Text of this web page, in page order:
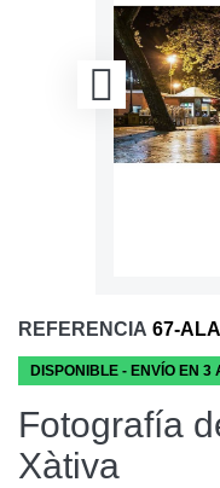
REFERENCIA 67-
DISPONIBLE - ENVÍO EN
Fotografía
Xàtiva